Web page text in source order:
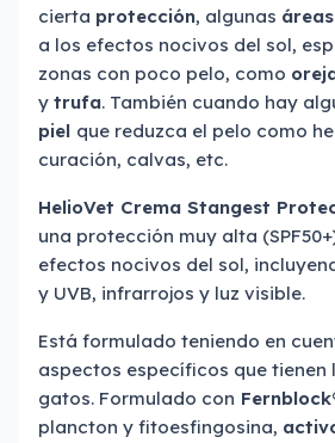
cierta protección, algunas áreas
a los efectos nocivos del sol,
zonas con poco pelo, como
y trufa. También cuando hay
piel que reduzca el pelo como
curación, calvas, etc.
HelioVet Crema Stangest
una protección muy alta
efectos nocivos del sol,
y UVB, infrarrojos y luz visible.
Está formulado teniendo en
aspectos específicos que tienen
gatos. Formulado con
plancton y fitoesfingosina,